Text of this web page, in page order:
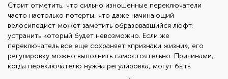
Стоит отметить, что сильно изношенные переключатели
часто настолько потерты, что даже начинающий
велосипедист может заметить образовавшийся люфт,
устранить который будет невозможно. Если же
переключатель все еще сохраняет «признаки жизни», его
регулировку можно выполнить самостоятельно. Причинами,
когда переключателю нужна регулировка, могут быть: